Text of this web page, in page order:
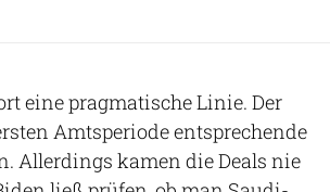
eine pragmatische Linie. Der
Amtsperiode entsprechende
Allerdings kamen die Deals nie